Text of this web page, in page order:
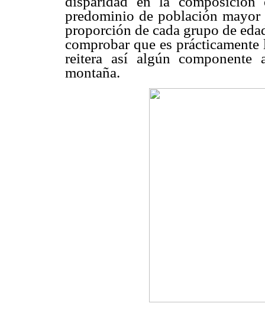
predominio de población
proporción de cada grupo de
comprobar que es
reitera así algún componente
montaña.